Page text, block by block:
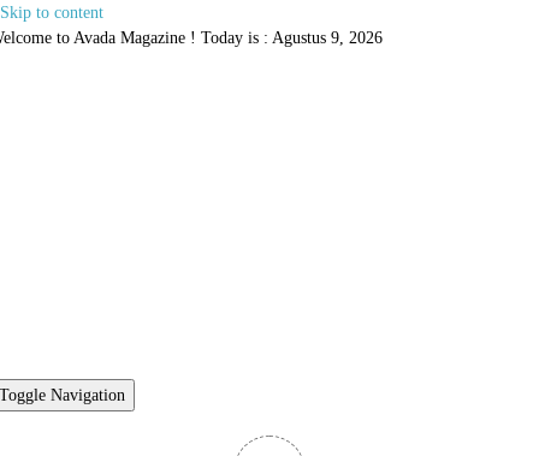
Skip to content
to Avada Magazine ! Today is : Agustus 9, 2026
Toggle Navigation